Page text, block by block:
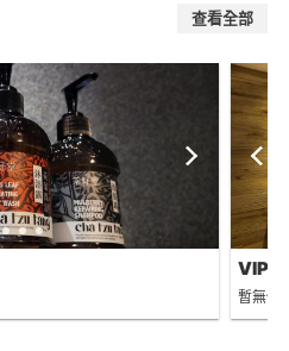
查看全部
VIP
暫無價